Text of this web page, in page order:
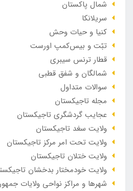
شمال پاکستان
سریلانکا
کنیا و حیات وحش
تبّت و بیس‌کمپ اورست
قطار ترنس سیبری
شمالگان و شفق قطبی
سوالات متداول
مجله تاجیکستان
عجایب گردشگری تاجیکستان
ولایت سغد تاجیکستان
ولایت تحت امر مرکز تاجیکستان
ولایت ختلان تاجیکستان
ولایت خودمختار بدخشان
شهرها و مراکز نواحی ولایات